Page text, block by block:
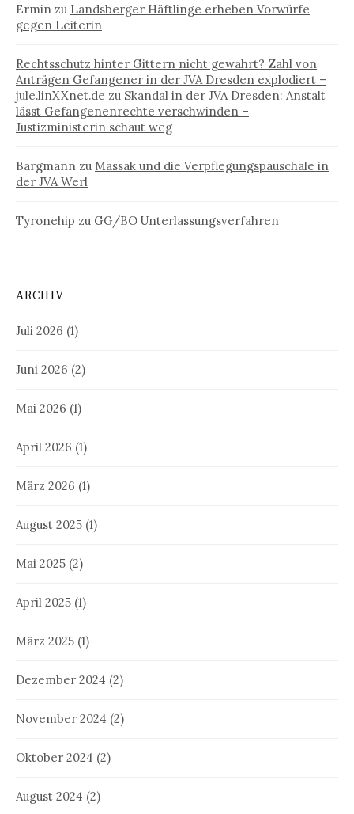
Ermin zu Landsberger Häftlinge erheben Vorwürfe
gegen Leiterin
Rechtsschutz hinter Gittern nicht gewahrt? Zahl von
Anträgen Gefangener in der JVA Dresden explodiert –
jule.linXXnet.de zu Skandal in der JVA Dresden: Anstalt
lässt Gefangenenrechte verschwinden –
Justizministerin schaut weg
Bargmann zu Massak und die Verpflegungspauschale in
der JVA Werl
Tyronehip zu GG/BO Unterlassungsverfahren
ARCHIV
Juli 2026 (1)
Juni 2026 (2)
Mai 2026 (1)
April 2026 (1)
März 2026 (1)
August 2025 (1)
Mai 2025 (2)
April 2025 (1)
März 2025 (1)
Dezember 2024 (2)
November 2024 (2)
Oktober 2024 (2)
August 2024 (2)